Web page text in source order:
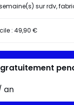
sur rdv,
: 49,90 €
gratuitement
an